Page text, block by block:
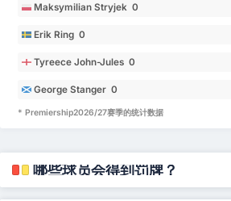
Maksymilian Stryjek 0
Erik Ring 0
Tyreece John-Jules 0
George Stanger 0
* Premiership2026/27赛季的统计数据
哪些球员会得到罚牌？